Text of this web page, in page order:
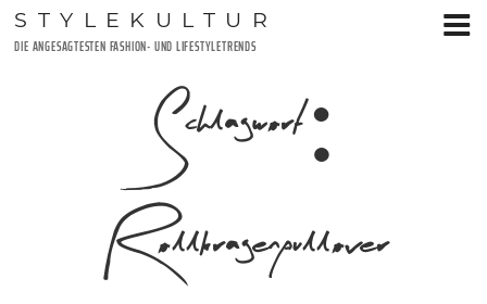
Zum
Inhalt
STYLEKULTUR
DIE ANGESAGTESTEN FASHION- UND LIFESTYLETRENDS
Schlagwort:
Rollkragenpullover